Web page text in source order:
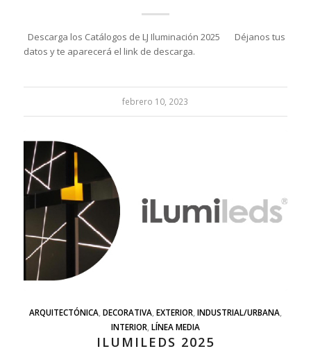
Descarga los Catálogos de LJ Iluminación 2025 Déjanos tus
datos y te aparecerá el link de descarga.
febrero 10, 2023
ARQUITECTÓNICA, DECORATIVA, EXTERIOR INDUSTRIAL/URBANA,
INTERIOR LÍNEA MEDIA
ILUMILEDS 2025